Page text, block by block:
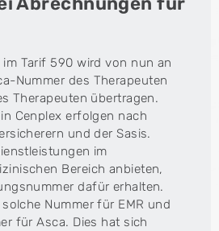
Tarif 590 wird von nun an
Nummer des Therapeuten
Therapeuten übertragen.
Cenplex erfolgen nach
und der Sasis.
im
Bereich anbieten,
dafür erhalten.
Nummer für EMR und
für Asca. Dies hat sich